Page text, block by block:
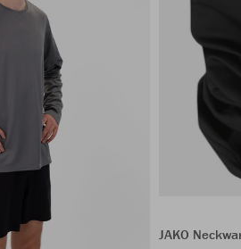
JAKO